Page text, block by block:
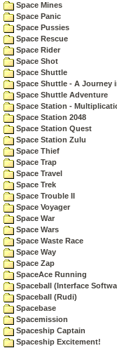
Space Mines
Space Panic
Space Pussies
Space Rescue
Space Rider
Space Shot
Space Shuttle
Space Shuttle - A Journey
Space Shuttle Adventure
Space Station -
Space Station 2048
Space Station Quest
Space Station Zulu
Space Thief
Space Trap
Space Travel
Space Trek
Space Trouble II
Space Voyager
Space War
Space Wars
Space Waste Race
Space Way
Space Zap
SpaceAce Running
Spaceball (Interface
Spaceball (Rudi)
Spacebase
Spacemission
Spaceship Captain
Spaceship Excitement!